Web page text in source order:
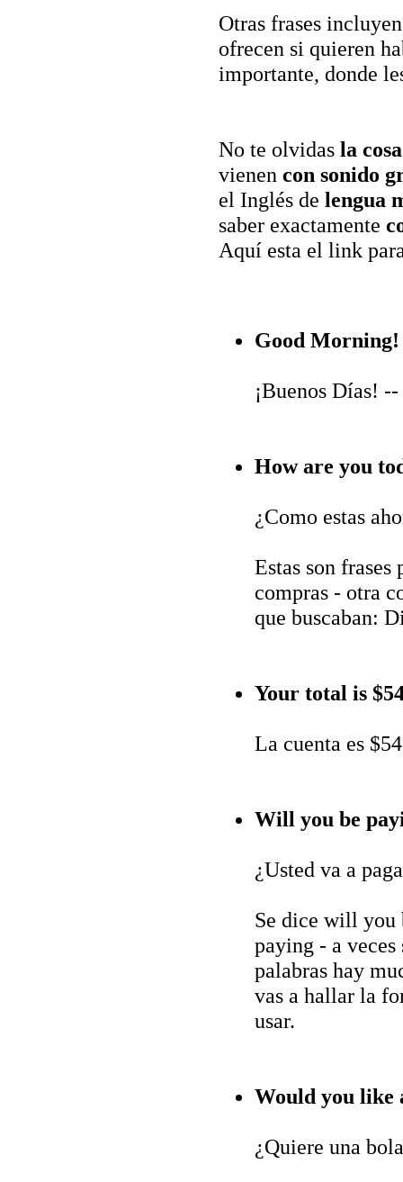
Otras frases
ofrecen si quieren
importante, donde
No te olvidas la
vienen con sonido
el Inglés de lengua
saber exactamente
Aquí esta el link
Good
¡Buenos Días!
How are you
¿Como estas
Estas son frases
compras - otra
que buscaban:
Your total is
La cuenta es
Will you be
¿Usted va a
Se dice will you
paying - a
palabras hay
vas a hallar la
usar.
Would you like
¿Quiere una